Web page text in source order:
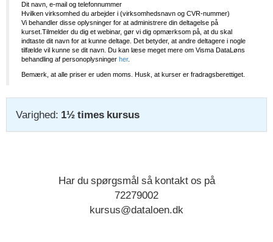
Dit navn, e-mail og telefonnummer
Hvilken virksomhed du arbejder i (virksomhedsnavn og CVR-nummer)
Vi behandler disse oplysninger for at administrere din deltagelse på
kurset.Tilmelder du dig et webinar, gør vi dig opmærksom på, at du skal
indtaste dit navn for at kunne deltage. Det betyder, at andre deltagere i nogle
tilfælde vil kunne se dit navn. Du kan læse meget mere om Visma DataLøns
behandling af personoplysninger her.
Bemærk, at alle priser er uden moms. Husk, at kurser er fradragsberettiget.
Varighed: 1½ times kursus
Har du spørgsmål så kontakt os på
72279002
kursus@dataloen.dk